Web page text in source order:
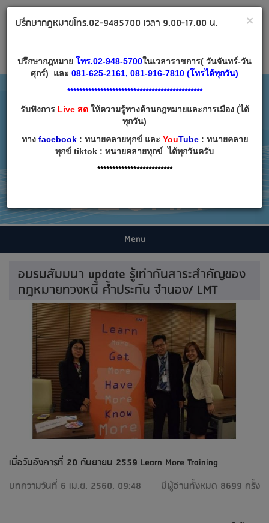
Email:decha007@decha.com
เข้าสู่ระบบ สมัครสมาชิก
Menu
อบรมสัมมนา update รู้เท่ากันสาระสำคัญของ
กฎหมายทวงหนี้ ค้ำประกัน จำนอง/ LMT
เมื่อวันอังคารที่ 20 กันยายน 2559 Learn More Training
บทความวันที่ 6 เม.ย. 2560, 09:48
มีผู้อ่านทั้งหมด 8699 ครั้ง
×
ปรึกษากฎหมายโทร.02-9485700 เวลา 9.00-17.00 น.
ปรึกษากฎหมาย โทร.02-948-5700ในเวลาราชการ( วันจันทร์-วัน
ศุกร์) และ 081-625-2161, 081-916-7810 (โทรได้ทุกวัน)
*********************************************
รับฟังการLive สดให้ความรู้ทางด้านกฎหมายและการเมือง (ได้
ทุกวัน)
ทาง facebook: ทนายคลายทุกข์ และ YouTube: ทนายคลาย
ทุกข์ tiktok : ทนายคลายทุกข์ ได้ทุกวันครับ
*************************